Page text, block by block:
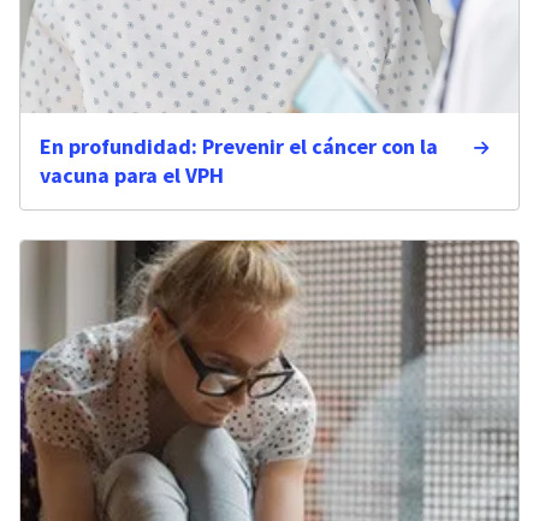
En profundidad: Prevenir el cáncer con la
vacuna para el VPH